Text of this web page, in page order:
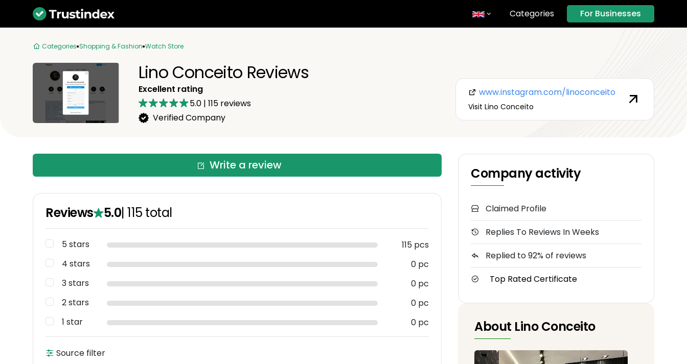
Categories For Businesses
Categories Shopping & Fashion Watch Store
Lino Conceito Reviews
Excellent rating
5.0 | 115reviews
Verified Company
www.instagram.com/linoconceito
Visit Lino Conceito
Write a review
Reviews 5.0|115 total
5 stars
115 pcs
4 stars
0 pc
3 stars
0 pc
2 stars
0 pc
1 star
0 pc
Source filter
Company activity
Claimed Profile
Replies To Reviews In Weeks
Replied to 92% of reviews
Top Rated Certificate
About Lino Conceito